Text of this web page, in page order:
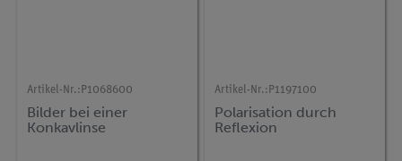
Artikel-Nr.: P1068600
Bilder bei einer
Konkavlinse
Artikel-Nr.: P1197100
Polarisation durch
Reflexion